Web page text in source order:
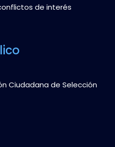
de interés
Ciudadana de Selección